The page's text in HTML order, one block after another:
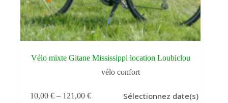
Vélo mixte Gitane Mississippi location Loubiclou
vélo confort
10,00 €– 121,00 €
Plage
Sélectionnez date(s)
produit